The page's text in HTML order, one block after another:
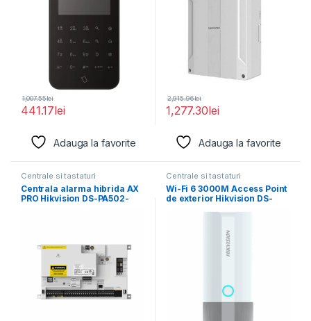
441.17lei
1,007.55lei
Adauga la favorite
1,277.30lei
2,915.96lei
Adauga la favorite
Centrale si tastaturi
Centrala alarma hibrida AX
PRO Hikvision DS-PA502-
Centrale si tastaturi
Wi-Fi 6 3000M Access Point
de exterior Hikvision DS-